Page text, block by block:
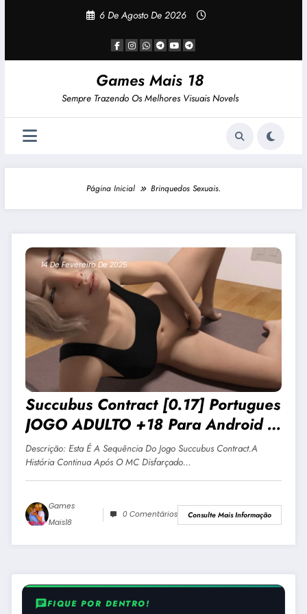
6 De Agosto De 2026
Games Mais 18
Sempre Trazendo Os Melhores Visuais Novels
Página Inicial Brinquedos Sexuais.
14 De Fevereiro De 2025
Succubus Contract [0.17] Portugues
JOGO ADULTO +18 Para Android E
PC
Descrição: Esta É A Sequência Do Jogo Succubus Contract.A
História Continua Após O MC Disfarçado…
Games
Mais18
0 Comentários Consulte Mais Informação
chatFIQUE POR DENTRO!